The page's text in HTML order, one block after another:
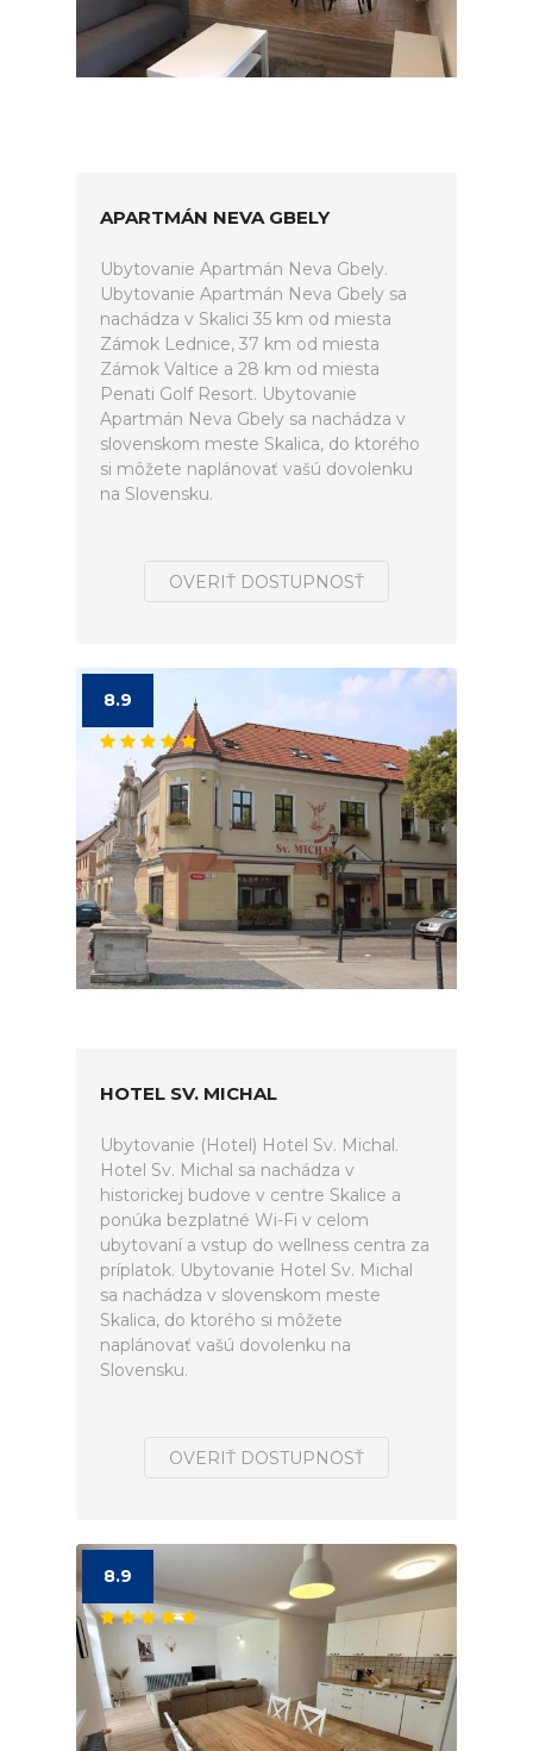
APARTMÁN NEVA GBELY
Ubytovanie Apartmán Neva Gbely.
Ubytovanie Apartmán Neva Gbely sa
nachádza v Skalici 35 km od miesta
Zámok Lednice, 37 km od miesta
Zámok Valtice a 28 km od miesta
Penati Golf Resort. Ubytovanie
Apartmán Neva Gbely sa nachádza v
slovenskom meste Skalica, do ktorého
si môžete naplánovať vašú dovolenku
na Slovensku.
OVERIŤ DOSTUPNOSŤ
8.9
HOTEL SV. MICHAL
Ubytovanie (Hotel) Hotel Sv. Michal.
Hotel Sv. Michal sa nachádza v
historickej budove v centre Skalice a
ponúka bezplatné Wi-Fi v celom
ubytovaní a vstup do wellness centra za
príplatok. Ubytovanie Hotel Sv. Michal
sa nachádza v slovenskom meste
Skalica, do ktorého si môžete
naplánovať vašú dovolenku na
Slovensku.
OVERIŤ DOSTUPNOSŤ
8.9